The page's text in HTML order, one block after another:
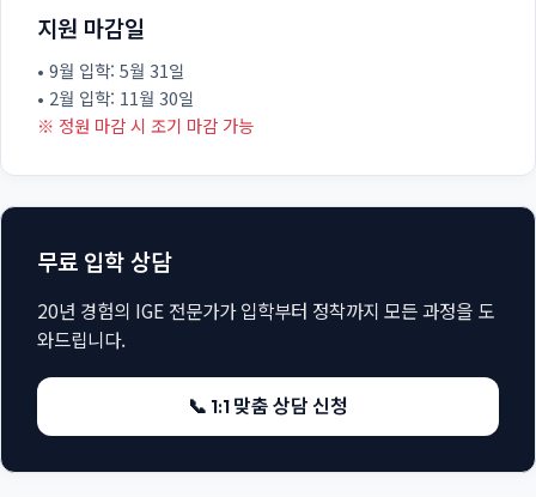
지원 마감일
• 9월 입학: 5월 31일
• 2월 입학: 11월 30일
※ 정원 마감 시 조기 마감 가능
무료 입학 상담
20년 경험의 IGE 전문가가 입학부터 정착까지 모든 과정을 도
와드립니다.
📞 1:1 맞춤 상담 신청